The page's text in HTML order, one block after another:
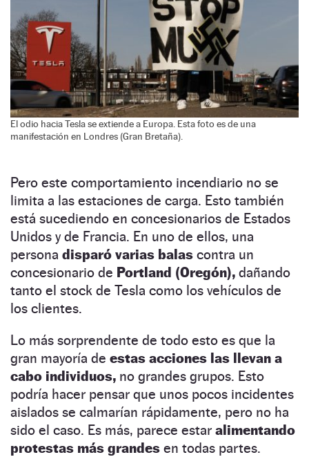
El odio hacia Tesla se extiende a Europa. Esta foto es de una
manifestación en Londres (Gran Bretaña).
Pero este comportamiento incendiario no se
limita a las estaciones de carga. Esto también
está sucediendo en concesionarios de Estados
Unidos y de Francia. En uno de ellos, una
persona disparó varias balas contra un
concesionario de Portland (Oregón), dañando
tanto el stock de Tesla como los vehículos de
los clientes.
Lo más sorprendente de todo esto es que la
gran mayoría de estas acciones las llevan a
cabo individuos, no grandes grupos. Esto
podría hacer pensar que unos pocos incidentes
aislados se calmarían rápidamente, pero no ha
sido el caso. Es más, parece estar alimentando
protestas más grandes en todas partes.